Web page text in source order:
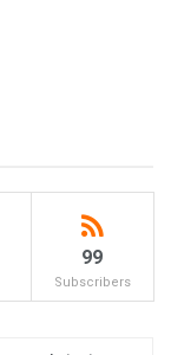
99
Subscribers